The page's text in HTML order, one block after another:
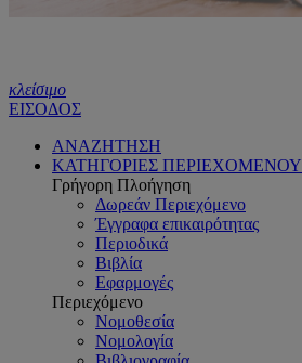
κλείσιμο
ΕΙΣΟΔΟΣ
ΑΝΑΖΗΤΗΣΗ
ΚΑΤΗΓΟΡΙΕΣ ΠΕΡΙΕΧΟΜΕΝΟΥ
Γρήγορη Πλοήγηση
Δωρεάν Περιεχόμενο
Έγγραφα επικαιρότητας
Περιοδικά
Βιβλία
Εφαρμογές
Περιεχόμενο
Νομοθεσία
Νομολογία